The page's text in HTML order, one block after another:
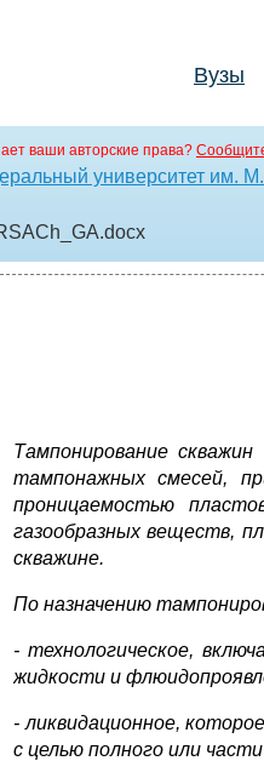
Вузы
ваши авторские права?
университет им.
.docx
Тампонирование
тампонажных смесей,
проницаемостью
газообразных веществ,
скважине.
По назначению
- технологическое,
жидкости и
- ликвидационное,
с целью полного или